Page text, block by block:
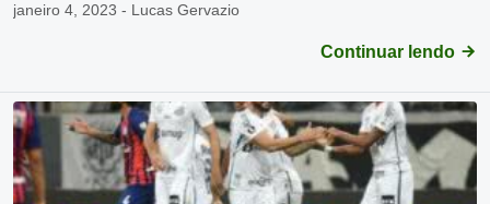
janeiro 4, 2023 - Lucas Gervazio
Continuar lendo